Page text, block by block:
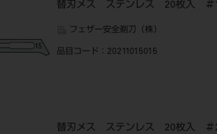
替刃メス ステンレス 20枚入 ＃
フェザー安全剃刀（株）
品目コード ：20211015015
替刃メス ステンレス 20枚入 ＃